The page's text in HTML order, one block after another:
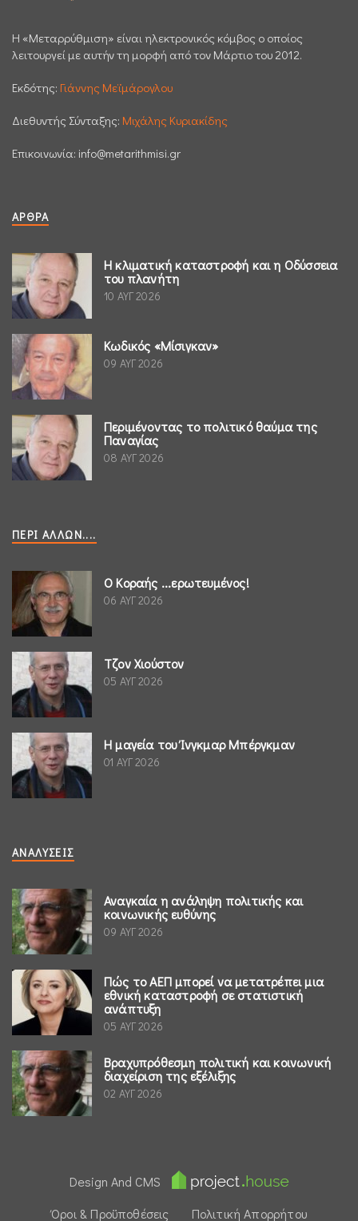
H «Μεταρρύθμιση» είναι ηλεκτρονικός κόμβος ο οποίος
λειτουργεί με αυτήν τη μορφή από τον Μάρτιο του 2012.
Εκδότης: Γιάννης Μεϊμάρογλου
Διεθυντής Σύνταξης: Μιχάλης Κυριακίδης
Επικοινωνία: info@metarithmisi.gr
ΆΡΘΡΑ
Η κλιματική καταστροφή και η Οδύσσεια
του πλανήτη
10 ΑΥΓ 2026
Κωδικός «Μίσιγκαν»
09 ΑΥΓ 2026
Περιμένοντας το πολιτικό θαύμα της
Παναγίας
08 ΑΥΓ 2026
ΠΕΡΊ ΆΛΛΩΝ....
Ο Κοραής ...ερωτευμένος!
06 ΑΥΓ 2026
Τζον Χιούστον
05 ΑΥΓ 2026
Η μαγεία του Ίνγκμαρ Μπέργκμαν
01 ΑΥΓ 2026
ΑΝΑΛΎΣΕΙΣ
Αναγκαία η ανάληψη πολιτικής και
κοινωνικής ευθύνης
09 ΑΥΓ 2026
Πώς το ΑΕΠ μπορεί να μετατρέπει μια
εθνική καταστροφή σε στατιστική
ανάπτυξη
05 ΑΥΓ 2026
Βραχυπρόθεσμη πολιτική και κοινωνική
διαχείριση της εξέλιξης
02 ΑΥΓ 2026
Design And CMS
Όροι & Προϋποθέσεις
Πολιτική Απορρήτου